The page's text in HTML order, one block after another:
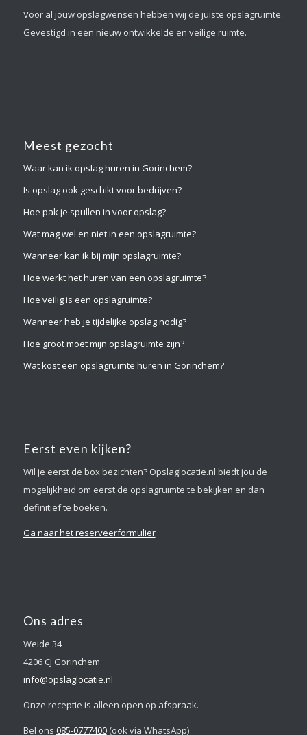
Voor al jouw opslagwensen hebben wij de juiste opslagruimte.
Gevestigd in een nieuw ontwikkelde en veilige ruimte.
Meest gezocht
Waar kan ik opslag huren in Gorinchem?
Is opslag ook geschikt voor bedrijven?
Hoe pak je spullen in voor opslag?
Wat mag wel en niet in een opslagruimte?
Wanneer kan ik bij mijn opslagruimte?
Hoe werkt het huren van een opslagruimte?
Hoe veilig is een opslagruimte?
Wanneer heb je tijdelijke opslag nodig?
Hoe groot moet mijn opslagruimte zijn?
Wat kost een opslagruimte huren in Gorinchem?
Eerst even kijken?
Wil je eerst de box bezichten? Opslaglocatie.nl biedt jou de
mogelijkheid om eerst de opslagruimte te bekijken en dan
definitief te boeken.
Ga naar het reserveerformulier
Ons adres
Weide 34
4206 CJ Gorinchem
info@opslaglocatie.nl
Onze receptie is alleen open op afspraak.
Bel ons 085-0777400(ook via WhatsApp)